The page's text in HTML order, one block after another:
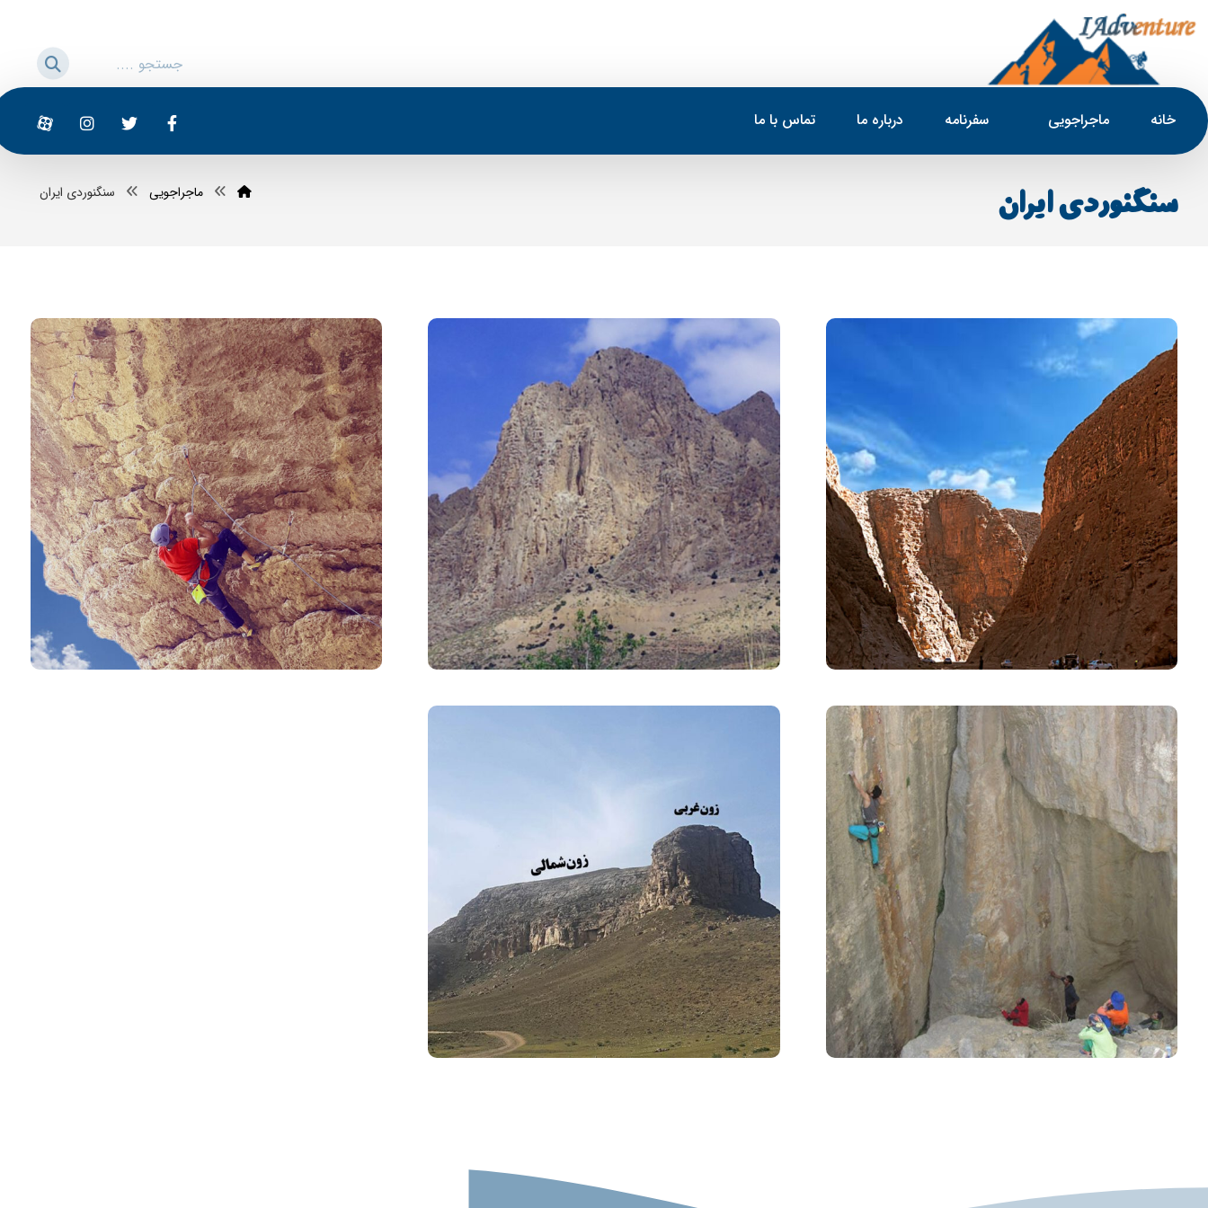
خانه ماجراجویی سفرنامه درباره ما تماس با ما
سنگنوردی ایران ماجراجویی سنگنوردی ایران